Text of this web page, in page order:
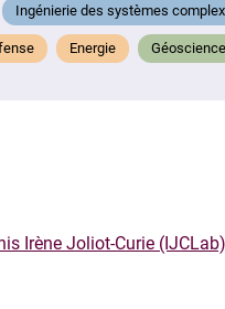
Ingénierie des systèmes
Energie
Irène Joliot-Curie (IJCLab)